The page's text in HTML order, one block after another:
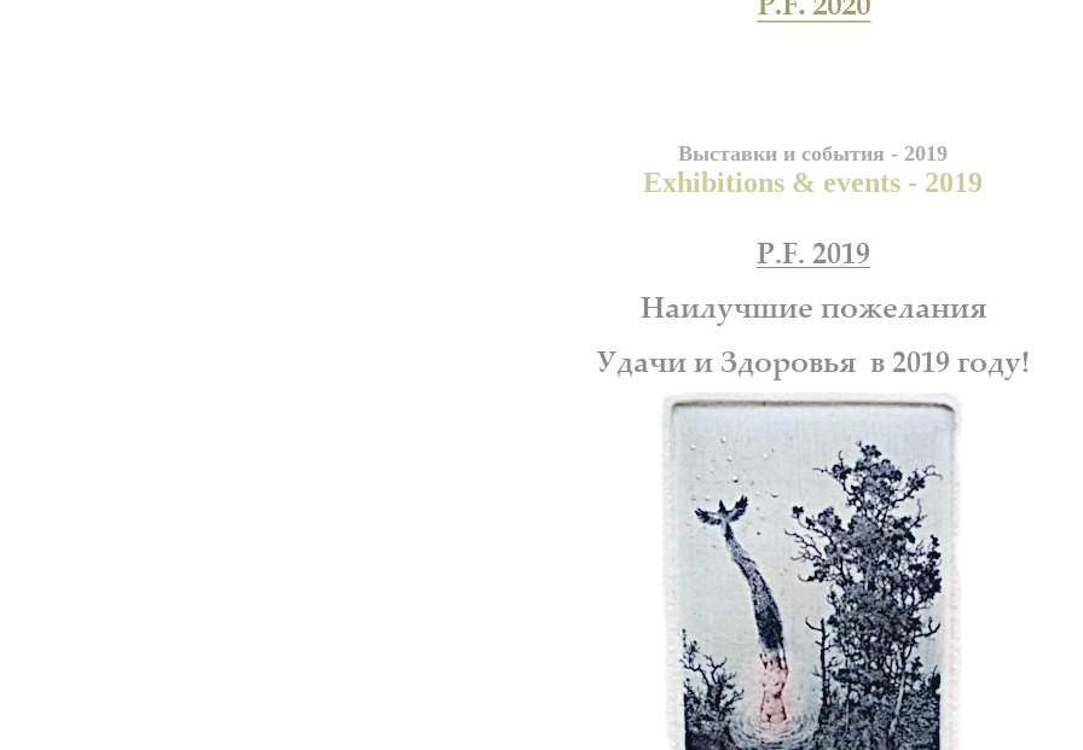
Выставки и события - 2019
Exhibitions & events - 2019